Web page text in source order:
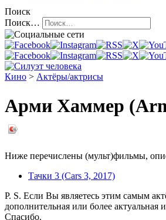
Поиск
Поиск…
Кино > Актёры/актрисы
Арми Хаммер
Ниже перечислены (мульт)фильмы,
Тачки 3 (Cars 3, 2017)
P. S. Если Вы являетесь этим самым
дополнительная или более
Спасибо.